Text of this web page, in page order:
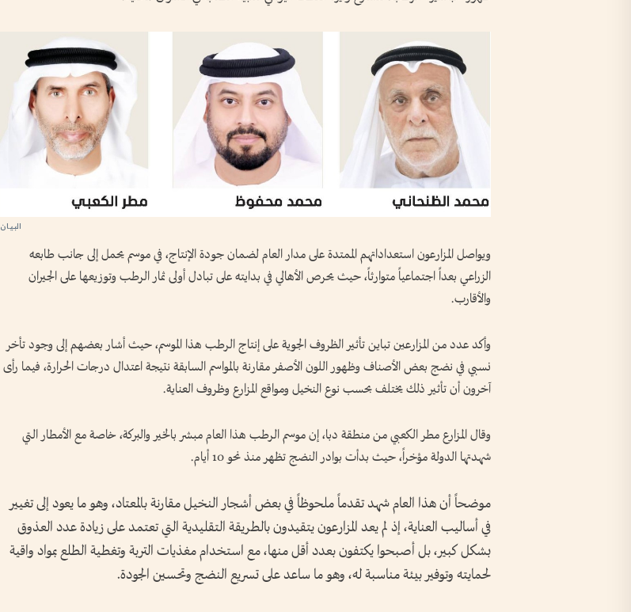
ويواصل المزارعون استعداداتهم الممتدة على مدار العام لضمان جودة الإنتاج، في موسم يحمل إلى جانب طابعه
الزراعي بعداً اجتماعياً متوارثاً، حيث يحرص الأهالي في بدايته على تبادل أولى ثمار الرطب وتوزيعها على الجيران
والأقارب.
وأكد عدد من المزارعين تباين تأثير الظروف الجوية على إنتاج الرطب هذا الموسم، حيث أشار بعضهم إلى وجود تأخر
نسبي في نضج بعض الأصناف وظهور اللون الأصفر مقارنة بالمواسم السابقة نتيجة اعتدال درجات الحرارة، فيما رأى
آخرون أن تأثير ذلك يختلف بحسب نوع النخيل ومواقع المزارع وظروف العناية.
وقال المزارع مطر الكعبي من منطقة دبا، إن موسم الرطب هذا العام مبشر بالخير والبركة، خاصة مع الأمطار التي
شهدتها الدولة مؤخراً، حيث بدأت بوادر النضج تظهر منذ نحو 10 أيام.
موضحاً أن هذا العام شهد تقدماً ملحوظاً في بعض أشجار النخيل مقارنة بالمعتاد، وهو ما يعود إلى تغيير
في أساليب العناية، إذ لم يعد المزارعون يتقيدون بالطريقة التقليدية التي تعتمد على زيادة عدد العذوق
بشكل كبير، بل أصبحوا يكتفون بعدد أقل منها، مع استخدام مغذيات التربة وتغطية الطلع بمواد واقية
لحمايته وتوفير بيئة مناسبة له، وهو ما ساعد على تسريع النضج وتحسين الجودة.